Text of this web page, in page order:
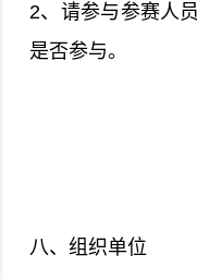
2、请参与参赛人
是否参与。
八、组织单位